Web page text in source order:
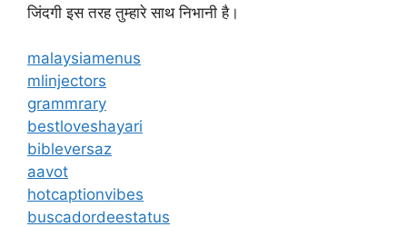
जिंदगी इस तरह तुम्हारे साथ निभानी है।
malaysiamenus
mlinjectors
grammrary
bestloveshayari
bibleversaz
aavot
hotcaptionvibes
buscadordeestatus